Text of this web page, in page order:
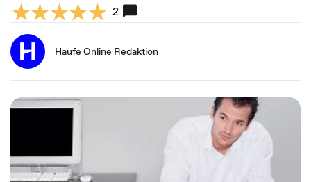
2
Haufe Online Redaktion